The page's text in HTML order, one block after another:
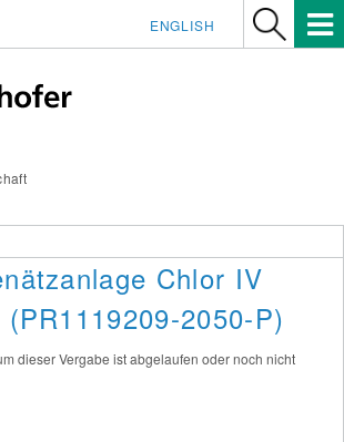
ENGLISH
Chlor IV
2050-P)
dieser Vergabe ist abgelaufen oder noch nicht